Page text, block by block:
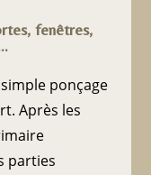
fenêtres,
ponçage
Après les
parties